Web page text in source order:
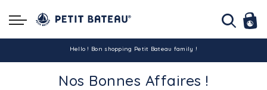
Hello ! Bon shopping Petit Bateau family !
Nos Bonnes Affaires !